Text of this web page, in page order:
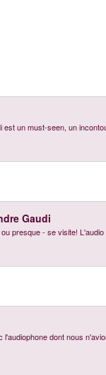
un must-seen, un
Gaudi
presque - se visite!
dont nous